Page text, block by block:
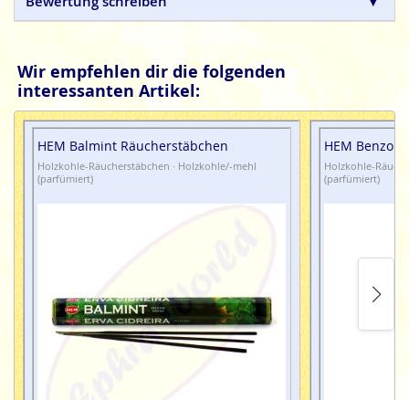
Wir empfehlen dir die folgenden
interessanten Artikel:
HEM Balmint Räucherstäbchen
Holzkohle-Räucherstäbchen · Holzkohle/-mehl
(parfümiert)
HEM
Holzkohle-
(parfümiert)